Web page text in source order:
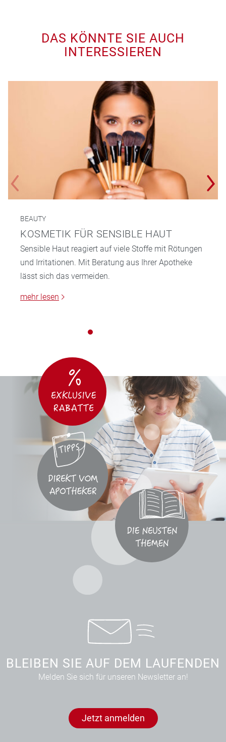
DAS KÖNNTE SIE AUCH
INTERESSIEREN
BEAUTY
KOSMETIK FÜR SENSIBLE HAUT
Sensible Haut reagiert auf viele Stoffe mit Rötungen
und Irritationen. Mit Beratung aus Ihrer Apotheke
lässt sich das vermeiden.
mehr lesen
BLEIBEN SIE AUF DEM LAUFENDEN
Melden Sie sich für unseren Newsletter an!
Jetzt anmelden